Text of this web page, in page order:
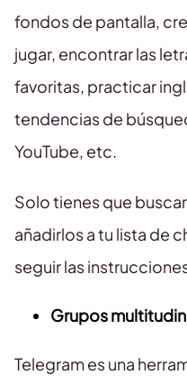
fondos de pantalla,
jugar, encontrar las
favoritas, practicar
tendencias de
YouTube, etc.
Solo tienes que
añadirlos a tu lista de
seguir las
Grupos
Telegram es una